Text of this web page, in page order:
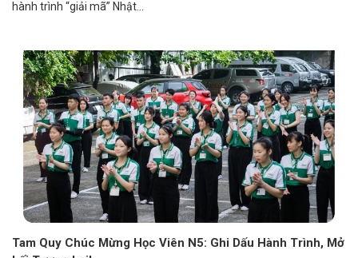
hành trình “giải mã” Nhật...
Tam Quy Chúc Mừng Học Viên N5: Ghi Dấu Hành Trình, Mở